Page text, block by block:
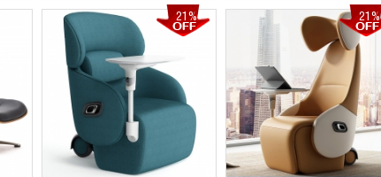
21% 21%